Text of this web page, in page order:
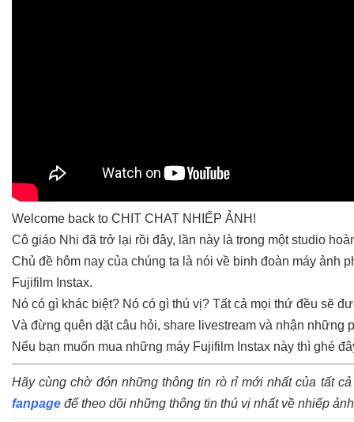
Welcome back to CHIT CHAT NHIẾP ẢNH!
Cô giáo Nhi đã trở lại rồi đây, lần này là trong một studio
Chủ đề hôm nay của chúng ta là nói về binh đoàn máy ảnh
Fujifilm Instax.
Nó có gì khác biệt? Nó có gì thú vị? Tất cả mọi thứ đều sẽ
Và đừng quên dặt câu hỏi, share livestream và nhận
Nếu bạn muốn mua những máy Fujifilm Instax này thì ghé
Hãy cùng chờ đón những thông tin rò rỉ mới nhất của tất
fanpage để theo dõi những thông tin thú vị nhất về nhiếp